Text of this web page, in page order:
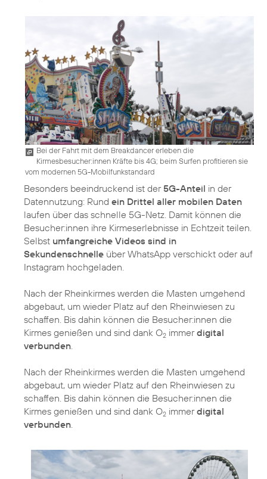
Bei der Fahrt mit dem Breakdancer erleben die
Kirmesbesucher:innen Kräfte bis 4G; beim Surfen profitieren sie
vom modernen 5G-Mobilfunkstandard
Besonders beeindruckend ist der5G-Anteil in der
Datennutzung: Rund ein Drittel aller mobilen Daten
laufen über das schnelle 5G-Netz. Damit können die
Besucher:innen ihre Kirmeserlebnisse in Echtzeit teilen.
Selbst umfangreiche Videos sind in
Sekundenschnelle über WhatsApp verschickt oder auf
Instagram hochgeladen.
Nach der Rheinkirmes werden die Masten umgehend
abgebaut, um wieder Platz auf den Rheinwiesen zu
schaffen. Bis dahin können die Besucher:innen die
Kirmes genießen und sind dank O2 immerdigital
verbunden.
Nach der Rheinkirmes werden die Masten umgehend
abgebaut, um wieder Platz auf den Rheinwiesen zu
schaffen. Bis dahin können die Besucher:innen die
Kirmes genießen und sind dank O2 immerdigital
verbunden.